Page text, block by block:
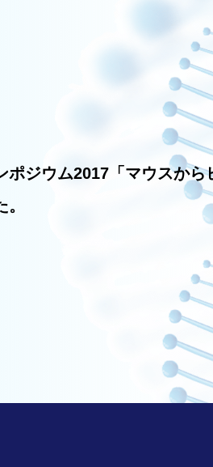
ジウム2017「マウスか